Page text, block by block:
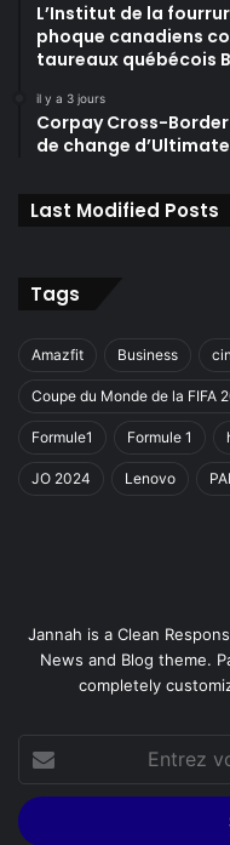
L’Institut de la
phoque canadiens
taureaux québécois
il y a 3 jours
Corpay Cross-
de change
Last Modified Posts
Tags
Amazfit Business
Coupe du Monde de la FIFA
Formule1 Formule 1
JO 2024 Lenovo
Jannah is a Clean
News and Blog theme.
completely
votre
adresse
Email